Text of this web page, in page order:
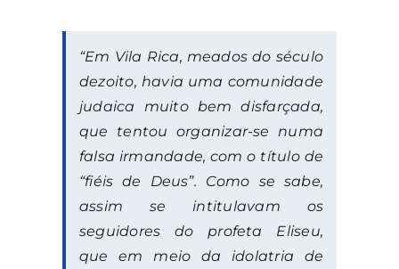
“Em Vila Rica, meados do século
dezoito, havia uma comunidade
judaica muito bem disfarçada,
que tentou organizar-se numa
falsa irmandade, com o título de
“fiéis de Deus”. Como se sabe,
assim se intitulavam os
seguidores do profeta Eliseu,
que em meio da idolatria de